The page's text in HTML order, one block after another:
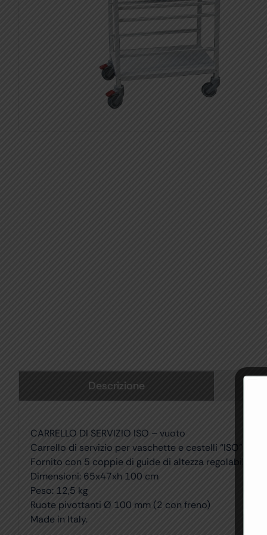
Descrizione
CARRELLO DI SERVIZIO ISO – vuoto
Carrello di servizio per vaschette e cestelli “ISO”
Fornito con 5 coppie di guide di altezza regolabile per
Dimensioni: 65x47xh 100 cm
Peso: 12,5 kg
Ruote pivottanti Ø 100 mm (2 con freno)
Made in Italy.